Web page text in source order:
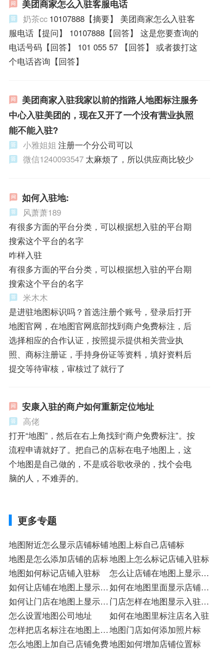
美团商家怎么入驻客服电话
奶茶cc 10107888【摘要】 美团商家怎么入驻客
服电话【提问】 10107888【回答】 这是您要查询的
电话号码【回答】 101 055 57 【回答】 或者拨打这
个电话咨询【回答】
美团商家入驻我家以前的指路人地图标注服务
中心入驻美团的，现在又开了一个没有营业执照
能不能入驻?
小雅姐姐 注册一个分公司可以
微信1240093547 太麻烦了，所以供应商比较少
如何入驻地:
风萧萧189
有很多方面的平台分类，可以根据想入驻的平台期
搜索这个平台的名字
咋样入驻
有很多方面的平台分类，可以根据想入驻的平台期
搜索这个平台的名字
米木木
是进驻地图标识吗？首选注册个账号，登录后打开
地图官网，在地图官网底部找到商户免费标注，后
选择相应的合作认证，按照提示提供相关营业执
照、商标注册证，手持身份证等资料，填好资料后
提交等待审核，审核过了就行了
安康入驻的商户如何重新定位地址
高佬
打开“地图”，然后在右上角找到“商户免费标注”。按
流程申请就好了。把自己的店标在电子地图上，这
个地图是自己做的，不是或谷歌收录的，找个会电
脑的人，不难弄的。
更多专题
地图附近怎么显示店铺标铺地图上标自己店铺标
地图是怎么添加店铺的店标地图上怎么标记店铺入驻标
地图如何标记店铺入驻标
怎么让店铺在地图上显示注
册
如何让店铺在地图上显示注
册
如何在地图里面显示店铺注
册
如何让门店在地图上显示注
册
门店怎样在地图显示入驻注
册
怎么设置地图公司地址
如何在地图里标注店名入驻
怎样把店名标注在地图上标
店
地图门店如何添加照片标
怎么地图上加自己店铺免费地图如何增加店铺位置标